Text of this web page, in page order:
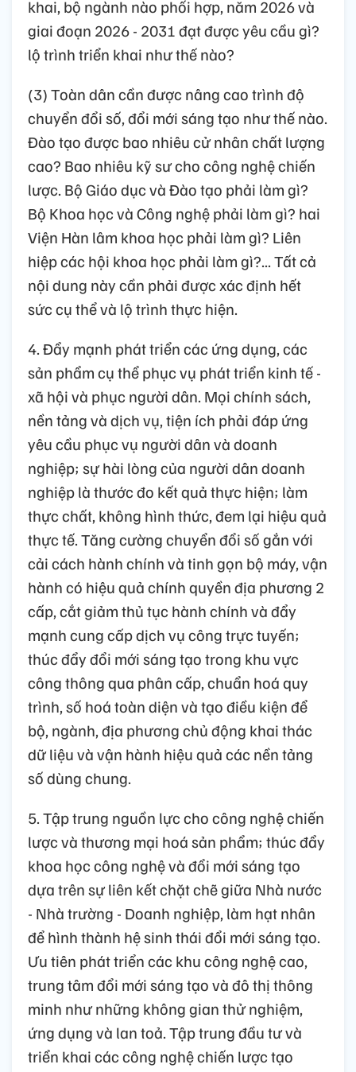
khai, bộ ngành nào phối hợp, năm 2026 và
giai đoạn 2026 - 2031 đạt được yêu cầu gì?
lộ trình triển khai như thế nào?
(3) Toàn dân cần được nâng cao trình độ
chuyển đổi số, đổi mới sáng tạo như thế nào.
Đào tạo được bao nhiêu cử nhân chất lượng
cao? Bao nhiêu kỹ sư cho công nghệ chiến
lược. Bộ Giáo dục và Đào tạo phải làm gì?
Bộ Khoa học và Công nghệ phải làm gì? hai
Viện Hàn lâm khoa học phải làm gì? Liên
hiệp các hội khoa học phải làm gì?... Tất cả
nội dung này cần phải được xác định hết
sức cụ thể và lộ trình thực hiện.
4. Đẩy mạnh phát triển các ứng dụng, các
sản phẩm cụ thể phục vụ phát triển kinh tế -
xã hội và phục người dân. Mọi chính sách,
nền tảng và dịch vụ, tiện ích phải đáp ứng
yêu cầu phục vụ người dân và doanh
nghiệp; sự hài lòng của người dân doanh
nghiệp là thước đo kết quả thực hiện; làm
thực chất, không hình thức, đem lại hiệu quả
thực tế. Tăng cường chuyển đổi số gắn với
cải cách hành chính và tinh gọn bộ máy, vận
hành có hiệu quả chính quyền địa phương 2
cấp, cắt giảm thủ tục hành chính và đẩy
mạnh cung cấp dịch vụ công trực tuyến;
thúc đẩy đổi mới sáng tạo trong khu vực
công thông qua phân cấp, chuẩn hoá quy
trình, số hoá toàn diện và tạo điều kiện để
bộ, ngành, địa phương chủ động khai thác
dữ liệu và vận hành hiệu quả các nền tảng
số dùng chung.
5. Tập trung nguồn lực cho công nghệ chiến
lược và thương mại hoá sản phẩm; thúc đẩy
khoa học công nghệ và đổi mới sáng tạo
dựa trên sự liên kết chặt chẽ giữa Nhà nước
- Nhà trường - Doanh nghiệp, làm hạt nhân
để hình thành hệ sinh thái đổi mới sáng tạo.
Ưu tiên phát triển các khu công nghệ cao,
trung tâm đổi mới sáng tạo và đô thị thông
minh như những không gian thử nghiệm,
ứng dụng và lan toả. Tập trung đầu tư và
triển khai các công nghệ chiến lược tạo